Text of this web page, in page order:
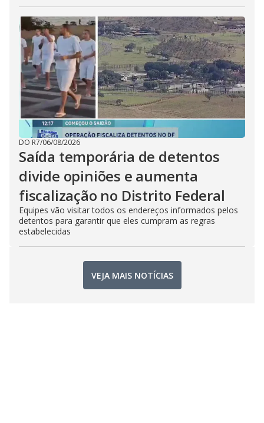
DO R7/06/08/2026
Saída temporária de detentos
divide opiniões e aumenta
fiscalização no Distrito Federal
Equipes vão visitar todos os endereços informados pelos
detentos para garantir que eles cumpram as regras
estabelecidas
VEJA MAIS NOTÍCIAS